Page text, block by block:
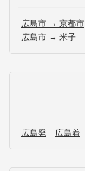
広島市 → 京都市
広島市 → 米子
広島発 広島着